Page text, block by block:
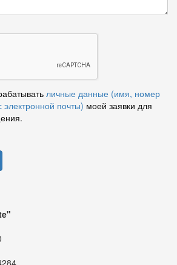
личные данные (имя, номер
почты) моей заявки для